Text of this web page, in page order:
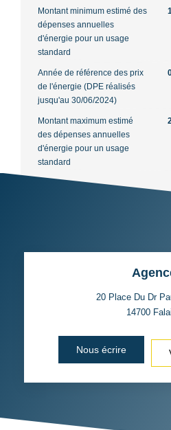
Montant minimum estimé des
dépenses annuelles
d'énergie pour un usage
standard
Année de référence des prix
de l'énergie (DPE réalisés
jusqu'au 30/06/2024)
Montant maximum estimé
des dépenses annuelles
d'énergie pour un usage
standard
20 Place Du Dr
14700
Nous écrire